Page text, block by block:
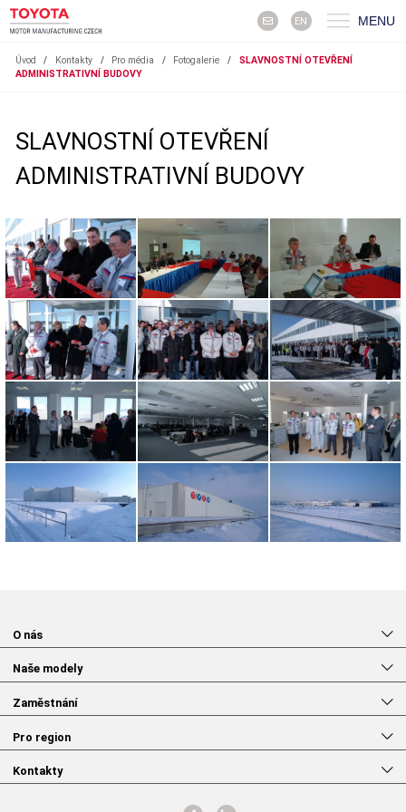
EN MENU
Úvod / Kontakty / Pro média / Fotogalerie /
SLAVNOSTNÍ OTEVŘENÍ
ADMINISTRATIVNÍ BUDOVY
SLAVNOSTNÍ OTEVŘENÍ
ADMINISTRATIVNÍ BUDOVY
O nás
Naše modely
Zaměstnání
Pro region
Kontakty